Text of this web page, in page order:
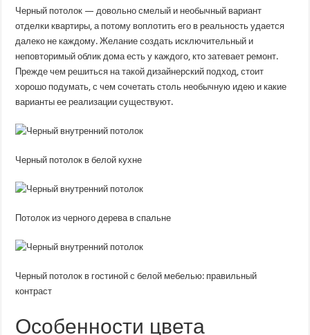
Черный потолок — довольно смелый и необычный вариант
отделки квартиры, а потому воплотить его в реальность удается
далеко не каждому. Желание создать исключительный и
неповторимый облик дома есть у каждого, кто затевает ремонт.
Прежде чем решиться на такой дизайнерский подход, стоит
хорошо подумать, с чем сочетать столь необычную идею и какие
варианты ее реализации существуют.
Черный потолок в белой кухне
Потолок из черного дерева в спальне
Черный потолок в гостиной с белой мебелью: правильный
контраст
Особенности цвета